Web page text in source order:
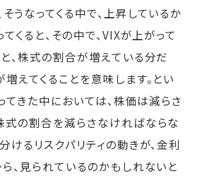
うなってくる中で、上昇しているか
くると、その中で、VIXが上がって
、株式の割合が増えている分だ
えてくることを意味します。とい
てきた中においては、株価は減らさ
式の割合を減らさなければならな
けるリスクパリティの動きが、金利
、見られているのかもしれないと